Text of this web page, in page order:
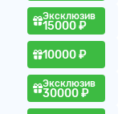
Эксклюзив
15000 ₽
10000 ₽
Эксклюзив
30000 ₽